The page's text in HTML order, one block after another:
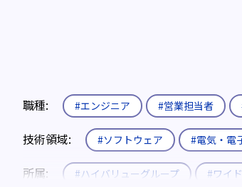
職種: #エンジニア #営業担当者
技術領域: #ソフトウェア #電気・電
所属: #ハイバリューグループ #ワイ